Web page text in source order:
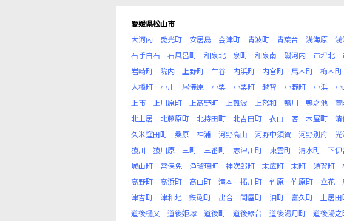
愛媛県松山市
大河内
愛光町 安居島 会津町 青波町 青葉台 浅海原 浅
石手白石
石風呂町 和泉北 泉町 和泉南 磯河内 市坪北
岩崎町
院内 上野町 牛谷 内浜町 内宮町 馬木町 梅木町
大橋町
小川 尾儀原 小栗 小栗町 越智 小野町 小浜
上市
上川原町 上高野町 上難波 上怒和 鴨川 鴨之池 萱
北土居
北藤原町 北持田町 北吉田町 衣山 客 木屋町 清
久米窪田町
桑原 神浦 河野高山 河野中須賀 河野別府
猿川
猿川原 三町 三番町 志津川町 東雲町 清水町 下伊
城山町
常保免 浄瑠璃町 神次郎町 末広町 末町 須賀町
高野町
高浜町 高山町 滝本 拓川町 竹原 竹原町 立花
津吉町
津和地 鉄砲町 出合 問屋町 泊町 富久町 土居田
道後樋又
道後姫塚 道後町 道後緑台 道後湯月町 道後湯之